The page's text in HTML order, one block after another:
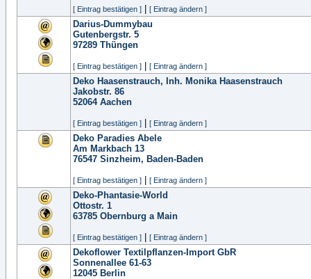
[ Eintrag bestätigen ] [ Eintrag ändern ]
Darius-Dummybau
Gutenbergstr. 5
97289 Thüngen
[ Eintrag bestätigen ] [ Eintrag ändern ]
Deko Haasenstrauch, Inh. Monika Haasenstrauch
Jakobstr. 86
52064 Aachen
[ Eintrag bestätigen ] [ Eintrag ändern ]
Deko Paradies Abele
Am Markbach 13
76547 Sinzheim, Baden-Baden
[ Eintrag bestätigen ] [ Eintrag ändern ]
Deko-Phantasie-World
Ottostr. 1
63785 Obernburg a Main
[ Eintrag bestätigen ] [ Eintrag ändern ]
Dekoflower Textilpflanzen-Import GbR
Sonnenallee 61-63
12045 Berlin